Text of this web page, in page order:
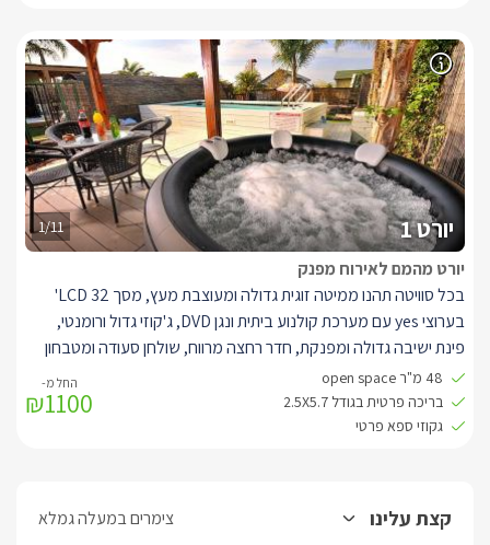
1/11 יורט 1
יורט מהמם לאירוח מפנק
בכל סוויטה תהנו ממיטה זוגית גדולה ומעוצבת מעץ, מסך LCD 32'
בערוצי yes עם מערכת קולנוע ביתית ונגן DVD, ג'קוזי גדול ורומנטי,
פינת ישיבה גדולה ומפנקת, חדר רחצה מרווח, שולחן סעודה ומטבחון
מאובזר במלואו: מכונת אספרסו, מקרר גדול, מיקרוגל, קומקום, פלטת
שבת, פינת קפה וכלי מטבח.
במתחם גן הפרטי לכל סוויטה תיהנו ממרחב פרטי מעוצב ומטופח הגולל
48 מ"ר open space
בריכה פרטית בגודל 2.5X5.7
גקוזי ספא פרטי
₪1100
לצד הבריכה האט טאב רותח עד 40 מעלות, ופרגולת ישיבה גדולה,
פינת ברביקיו, ערסלים ומיטות שיזוף.
קצת עלינו צימרים במעלה גמלא